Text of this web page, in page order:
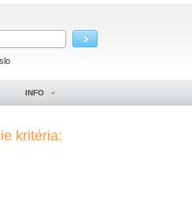
INFO
kritéria: